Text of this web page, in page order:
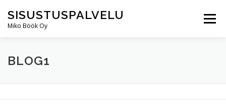
content
SISUSTUSPALVELU
Miko Böök Oy
Menu
ERIKOISUUTEMME
BLOG1